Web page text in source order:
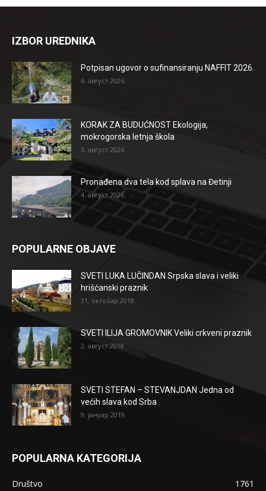
IZBOR UREDNIKA
Potpisan ugovor o sufinansiranju NAFFIT 2026.
6. август 2026.
KORAK ZA BUDUĆNOST Ekologija,
mokrogorska letnja škola
5. август 2026.
Pronađena dva tela kod splava na Đetinji
4. август 2026.
POPULARNE OBJAVE
SVETI LUKA LUČINDAN Srpska slava i veliki
hrišćanski praznik
31. октобар 2018.
SVETI ILIJA GROMOVNIK Veliki crkveni praznik
2. август 2018.
SVETI STEFAN – STEVANJDAN Jedna od
većih slava kod Srba
9. јануар 2019.
POPULARNA KATEGORIJA
Društvo
1761